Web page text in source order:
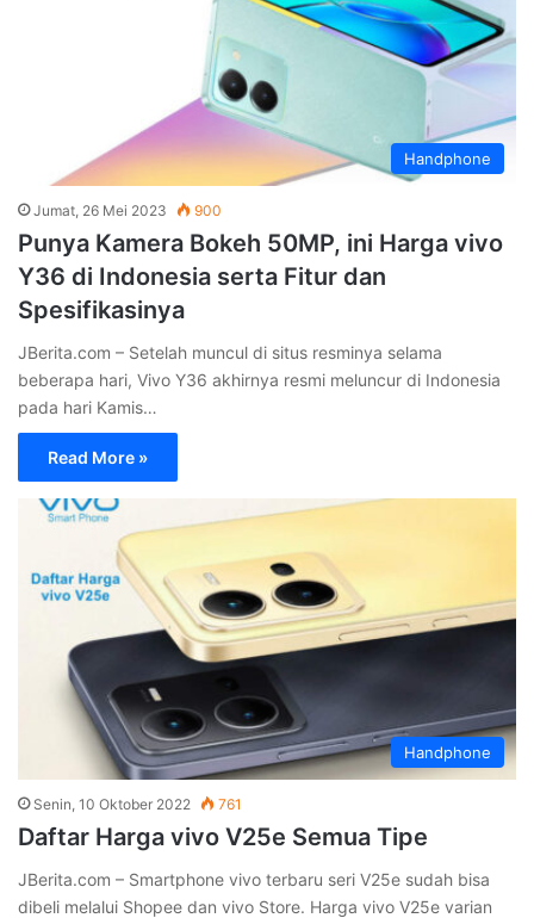
Handphone
Jumat, 26 Mei 2023 900
Punya Kamera Bokeh 50MP, ini Harga vivo
Y36 di Indonesia serta Fitur dan
Spesifikasinya
JBerita.com – Setelah muncul di situs resminya selama
beberapa hari, Vivo Y36 akhirnya resmi meluncur di Indonesia
pada hari Kamis…
Read More »
Handphone
Senin, 10 Oktober 2022 761
Daftar Harga vivo V25e Semua Tipe
JBerita.com – Smartphone vivo terbaru seri V25e sudah bisa
dibeli melalui Shopee dan vivo Store. Harga vivo V25e varian